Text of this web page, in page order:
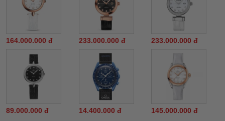
164.000.000 đ 233.000.000 đ 233.000.000 đ
89.000.000 đ 14.400.000 đ 145.000.000 đ